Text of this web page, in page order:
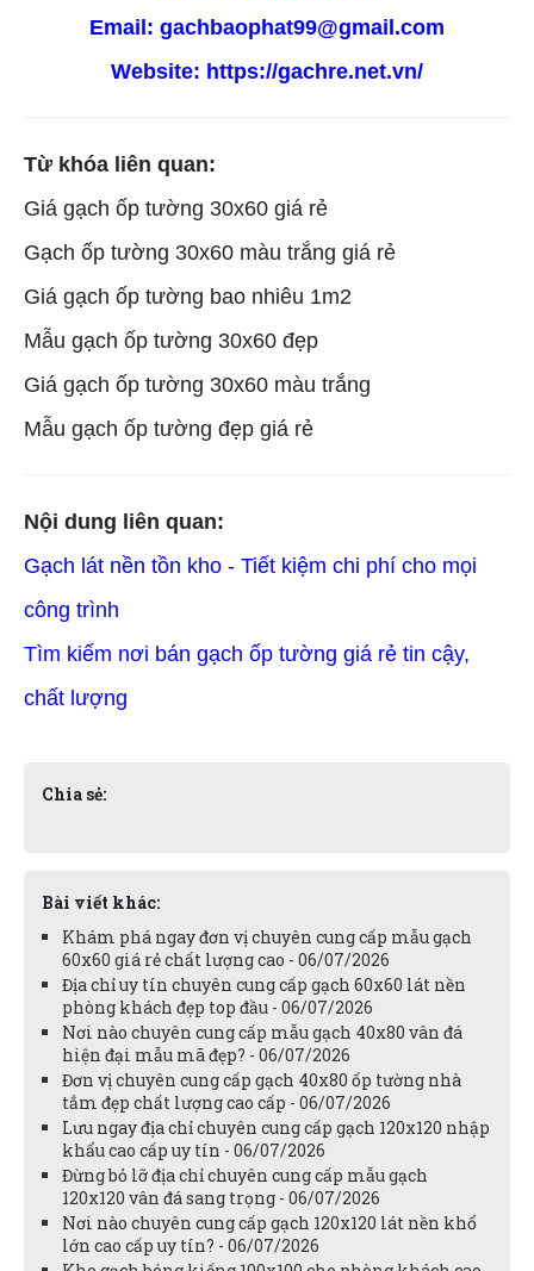
Email: gachbaophat99@gmail.com
Website: https://gachre.net.vn/
Từ khóa liên quan:
Giá gạch ốp tường 30x60 giá rẻ
Gạch ốp tường 30x60 màu trắng giá rẻ
Giá gạch ốp tường bao nhiêu 1m2
Mẫu gạch ốp tường 30x60 đẹp
Giá gạch ốp tường 30x60 màu trắng
Mẫu gạch ốp tường đẹp giá rẻ
Nội dung liên quan:
Gạch lát nền tồn kho - Tiết kiệm chi phí cho mọi
công trình
Tìm kiếm nơi bán gạch ốp tường giá rẻ tin cậy,
chất lượng
Chia sẻ:
Bài viết khác:
Khám phá ngay đơn vị chuyên cung cấp mẫu gạch
60x60 giá rẻ chất lượng cao - 06/07/2026
Địa chỉ uy tín chuyên cung cấp gạch 60x60 lát nền
phòng khách đẹp top đầu - 06/07/2026
Nơi nào chuyên cung cấp mẫu gạch 40x80 vân đá
hiện đại mẫu mã đẹp? - 06/07/2026
Đơn vị chuyên cung cấp gạch 40x80 ốp tường nhà
tắm đẹp chất lượng cao cấp - 06/07/2026
Lưu ngay địa chỉ chuyên cung cấp gạch 120x120 nhập
khẩu cao cấp uy tín - 06/07/2026
Đừng bỏ lỡ địa chỉ chuyên cung cấp mẫu gạch
120x120 vân đá sang trọng - 06/07/2026
Nơi nào chuyên cung cấp gạch 120x120 lát nền khổ
lớn cao cấp uy tín? - 06/07/2026